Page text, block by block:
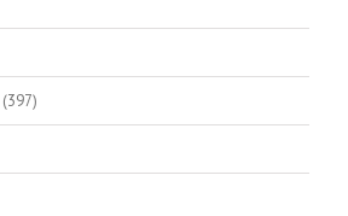
(397)